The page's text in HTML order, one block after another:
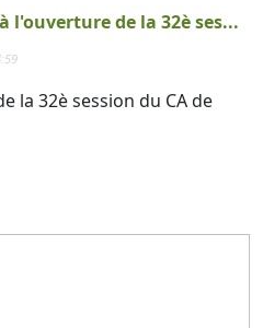
l'ouverture de la 32è ses...
la 32è session du CA de